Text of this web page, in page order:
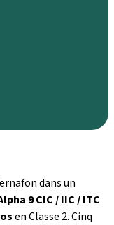
dans un
9 CIC / IIC / ITC
en Classe 2. Cinq